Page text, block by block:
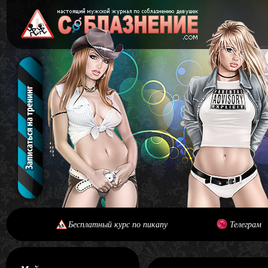
Бесплатный курс по пикапу Телеграм